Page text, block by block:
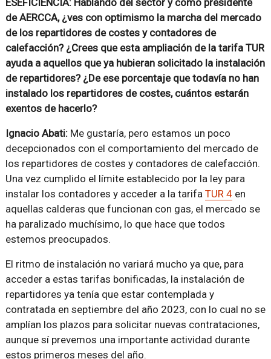
de AERCCA, ¿ves con optimismo la marcha del mercado
de los repartidores de costes y contadores de
calefacción? ¿Crees que esta ampliación de la tarifa TUR
ayuda a aquellos que ya hubieran solicitado la instalación
de repartidores? ¿De ese porcentaje que todavía no han
instalado los repartidores de costes, cuántos estarán
exentos de hacerlo?
Ignacio Abati: Me gustaría, pero estamos un poco
decepcionados con el comportamiento del mercado de
los repartidores de costes y contadores de calefacción.
Una vez cumplido el límite establecido por la ley para
instalar los contadores y acceder a la tarifa TUR 4en
aquellas calderas que funcionan con gas, el mercado se
ha paralizado muchísimo, lo que hace que todos
estemos preocupados.
El ritmo de instalación no variará mucho ya que, para
acceder a estas tarifas bonificadas, la instalación de
repartidores ya tenía que estar contemplada y
contratada en septiembre del año 2023, con lo cual no se
amplían los plazos para solicitar nuevas contrataciones,
aunque sí prevemos una importante actividad durante
estos primeros meses del año.